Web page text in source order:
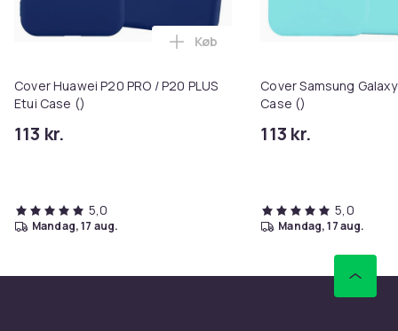
Farve
CANDY BLÅ
08445b9d-6711-4d3b-84a2-bb38c15d2deb
Produktsikkerhedsinformation
Cover Huawei P20 PRO / P20 PLUS
Etui Case ()
113 kr.
Læg Cover Huawei P20 PRO /
Køb
5,0
mandag, 17 aug.
Cover Samsung
Case ()
113 kr.
5,0
mandag, 17 aug.